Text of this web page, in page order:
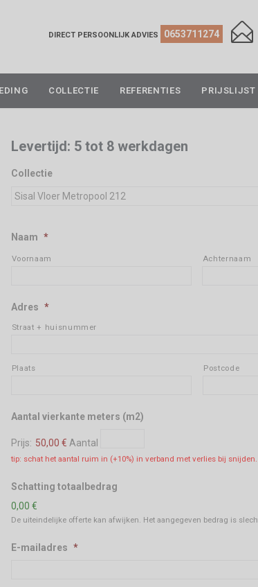
DIRECT PERSOONLIJK ADVIES 0653711274 
COLLECTIE REFERENTIES PRIJSLIJST
Levertijd: 5 tot 8 werkdagen
Collectie
Naam *
Voornaam Achternaam
Adres *
Straat + huisnummer
Plaats Postcode
Aantal vierkante meters (m2)Aantal
Prijs: 50,00 € Aantal
tip: schat het aantal ruim in (+10%) in verband met verlies bij snijden.
Schatting totaalbedrag
0,00 €
De uiteindelijke offerte kan afwijken. Het aangegeven bedrag is
E-mailadres *